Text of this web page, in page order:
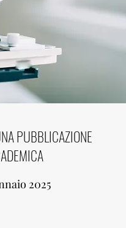
PUBBLICAZIONE
2025